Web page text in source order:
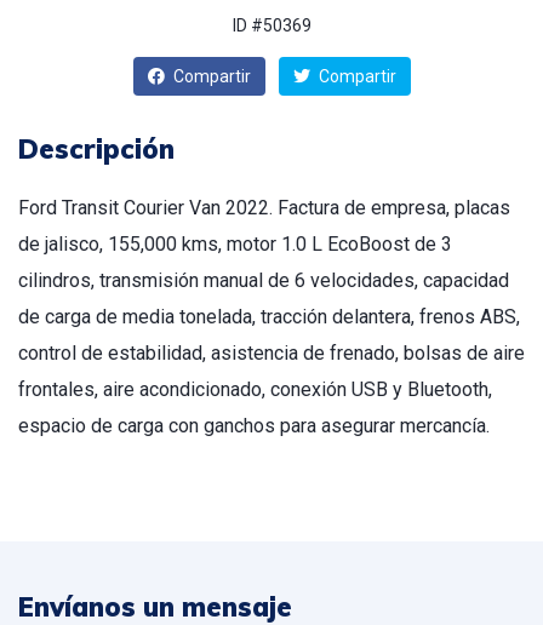
ID #50369
Compartir Compartir
Descripción
Ford Transit Courier Van 2022. Factura de empresa, placas
de jalisco, 155,000 kms, motor 1.0 L EcoBoost de 3
cilindros, transmisión manual de 6 velocidades, capacidad
de carga de media tonelada, tracción delantera, frenos ABS,
control de estabilidad, asistencia de frenado, bolsas de aire
frontales, aire acondicionado, conexión USB y Bluetooth,
espacio de carga con ganchos para asegurar mercancía.
Envíanos un mensaje